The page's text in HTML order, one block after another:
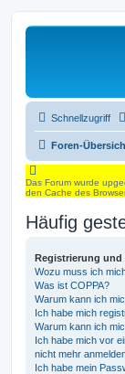
Schnellzugriff
Foren-
Das Forum wurde
den Cache des
Häufig
Registrierung und
Wozu muss ich
Was ist COPPA?
Warum kann ich
Ich habe mich
Warum kann ich
Ich habe mich vor
nicht mehr
Ich habe mein